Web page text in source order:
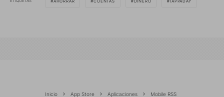
Inicio App Store Aplicaciones Mobile RSS